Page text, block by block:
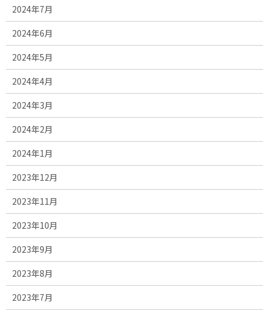
2024年7月
2024年6月
2024年5月
2024年4月
2024年3月
2024年2月
2024年1月
2023年12月
2023年11月
2023年10月
2023年9月
2023年8月
2023年7月